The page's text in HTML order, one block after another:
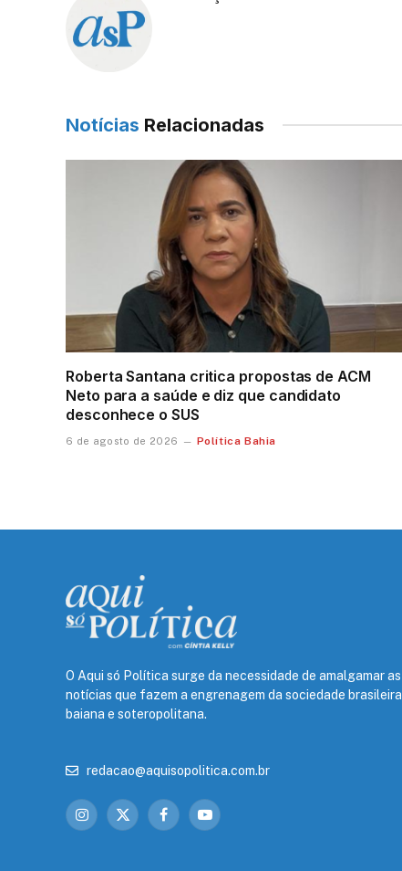
Notícias Relacionadas
Roberta Santana critica propostas de ACM
Neto para a saúde e diz que candidato
desconhece o SUS
6 de agosto de 2026 Política Bahia
O Aqui só Política surge da necessidade de amalgamar as
notícias que fazem a engrenagem da sociedade brasileira,
baiana e soteropolitana.
redacao@aquisopolitica.com.br
Instagram
X
FacebookYouTube